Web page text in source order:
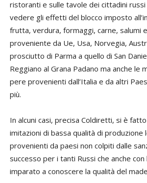
ristoranti e sulle tavole dei cittadini russi
vedere gli effetti del blocco imposto
frutta, verdura, formaggi, carne, salumi
proveniente da Ue, Usa, Norvegia,
prosciutto di Parma a quello di San
Reggiano al Grana Padano ma anche le
pere provenienti dall’Italia e da altri
più.
In alcuni casi, precisa Coldiretti, si è
imitazioni di bassa qualità di produzione
provenienti da paesi non colpiti dalle
successo per i tanti Russi che anche con
imparato a conoscere la qualità del